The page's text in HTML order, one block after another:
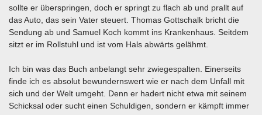
sollte er überspringen, doch er springt zu flach ab und prallt auf
das Auto, das sein Vater steuert. Thomas Gottschalk bricht die
Sendung ab und Samuel Koch kommt ins Krankenhaus. Seitdem
sitzt er im Rollstuhl und ist vom Hals abwärts gelähmt.
Ich bin was das Buch anbelangt sehr zwiegespalten. Einerseits
finde ich es absolut bewundernswert wie er nach dem Unfall mit
sich und der Welt umgeht. Denn er hadert nicht etwa mit seinem
Schicksal oder sucht einen Schuldigen, sondern er kämpft immer